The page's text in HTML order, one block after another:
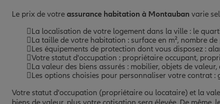
Le prix de votre assurance habitation à Montauban varie
La localisation de votre logement dans la ville : le
La taille de votre habitation : surface en m², nombre de
Les équipements de protection dont vous disposez :
Votre statut d'occupation : propriétaire occupant,
La valeur des biens assurés : mobilier, objets de
Les options choisies pour personnaliser votre contrat
Votre statut d'occupation (propriétaire ou locataire) et la